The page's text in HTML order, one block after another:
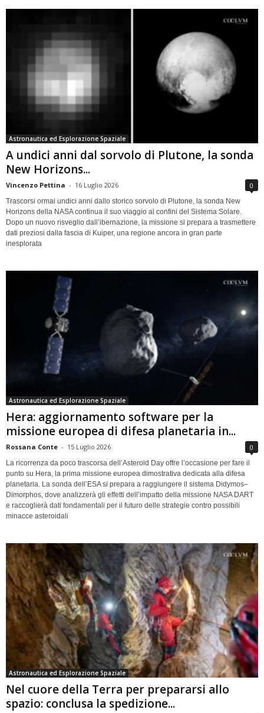
Astronautica ed Esplorazione Spaziale
A undici anni dal sorvolo di Plutone, la sonda
New Horizons...
Vincenzo Pettina - 16 Luglio 2026 0
Trascorsi ormai undici anni dallo storico sorvolo di Plutone, la sonda New
Horizons della NASA continua il suo viaggio ai confini del Sistema Solare.
Dopo un nuovo risveglio dall’ibernazione, la missione si prepara a trasmettere
dati preziosi dalla fascia di Kuiper, una regione ancora in gran parte
inesplorata
Astronautica ed Esplorazione Spaziale
Hera: aggiornamento software per la
missione europea di difesa planetaria in...
Rossana Conte - 15 Luglio 2026 0
La ricorrenza da poco trascorsa dell’Asteroid Day offre l’occasione per fare il
punto su Hera, la prima missione europea dimostrativa dedicata alla difesa
planetaria. La sonda dell’ESA si prepara a raggiungere il sistema Didymos–
Dimorphos, dove analizzerà gli effetti dell’impatto della missione NASA DART
e raccoglierà dati fondamentali per il futuro delle strategie contro possibili
minacce asteroidali
Astronautica ed Esplorazione Spaziale
Nel cuore della Terra per prepararsi allo
spazio: conclusa la spedizione...